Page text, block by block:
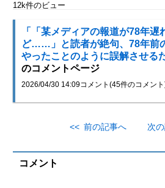
12k件のビュー
「「某メディアの報道が78年遅
ど……」と読者が絶句、78年前
やったことのように誤解させる
のコメントページ
2026/04/30 14:09コメント(45件のコメン
<< 前の記事へ 次
コメント